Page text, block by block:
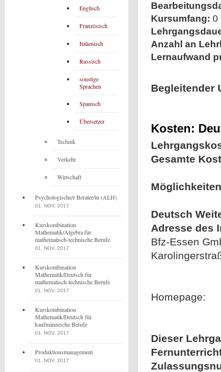
Kursumfang: 0
Anzahl an
Lernaufwand
Begleitender
Kosten:
Gesamte
Deutsch
Adresse des
Bfz-Essen
Homepage:
Dieser
Englisch
Französisch
Italienisch
Russisch
sonstige
Sprachen
Spanisch
Übersetzer
Technik
Verkehr
Wirtschaft
Psychologische/r Berater/in (ALH)
01. NOV, 2017
Kurskombination
Mathematik/Algebra für
mathematisch-technische Berufe
01. NOV, 2017
Kurskombination
Mathematik/Deutsch für
mathematisch-technische Berufe
01. NOV, 2017
Kurskombination
Mathematik/Deutsch für
kaufmännische Berufe
01. NOV, 2017
Produktionsmanagement
01. NOV, 2017